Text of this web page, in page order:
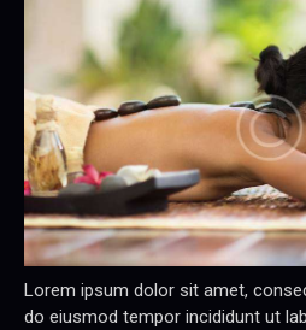
Lorem ipsum dolor sit amet,
do eiusmod tempor incididunt ut